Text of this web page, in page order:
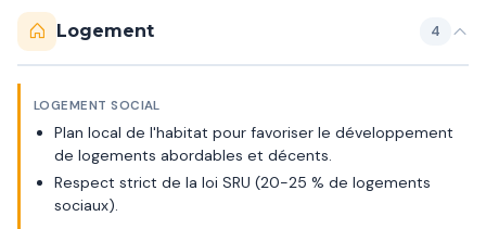
Logement 4
LOGEMENT SOCIAL
Plan local de l'habitat pour favoriser le développement
de logements abordables et décents.
Respect strict de la loi SRU (20-25 % de logements
sociaux).